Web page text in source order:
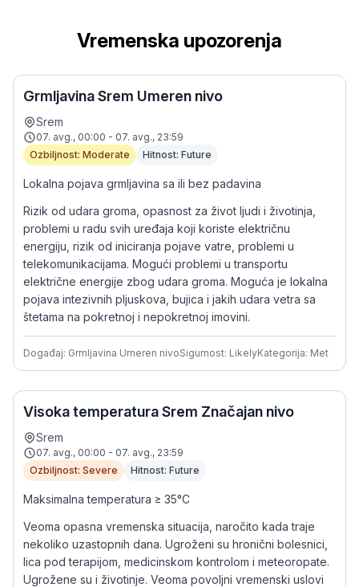
Vremenska upozorenja
Grmljavina Srem Umeren nivo
Srem
07. avg., 00:00 - 07. avg., 23:59
Ozbiljnost: Moderate
Hitnost: Future
Lokalna pojava grmljavina sa ili bez padavina
Rizik od udara groma, opasnost za život ljudi i životinja,
problemi u radu svih uređaja koji koriste električnu
energiju, rizik od iniciranja pojave vatre, problemi u
telekomunikacijama. Mogući problemi u transportu
električne energije zbog udara groma. Moguća je lokalna
pojava intezivnih pljuskova, bujica i jakih udara vetra sa
štetama na pokretnoj i nepokretnoj imovini.
Događaj: Grmljavina Umeren nivoSigurnost: LikelyKategorija: Met
Visoka temperatura Srem Značajan nivo
Srem
07. avg., 00:00 - 07. avg., 23:59
Ozbiljnost: Severe
Hitnost: Future
Maksimalna temperatura ≥ 35°C
Veoma opasna vremenska situacija, naročito kada traje
nekoliko uzastopnih dana. Ugroženi su hronični bolesnici,
lica pod terapijom, medicinskom kontrolom i meteoropate.
Ugrožene su i životinje. Veoma povoljni vremenski uslovi